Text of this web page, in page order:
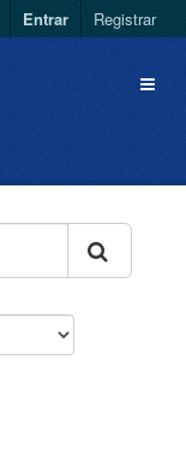
Entrar Registrar